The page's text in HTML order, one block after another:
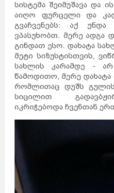
სისტემა შეიმუშავა და
აიღო ფურცელი და
გვაჩვენებს: აქ
ვპასუხობთ. მერე ადგა
გინდათ ესო. დახატა
მეტი სიზუსტისთვის,
სახლის კარამდე -
წამოდითო, მერე
რომლითაც დუშს
სიცილით
იკრიჭებოდა ჩვენთან